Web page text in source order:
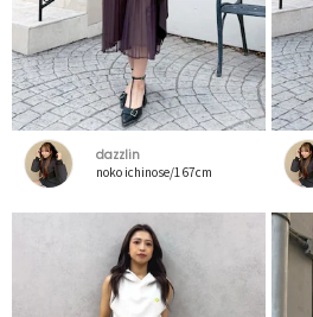
dazzlin
noko ichinose/167cm